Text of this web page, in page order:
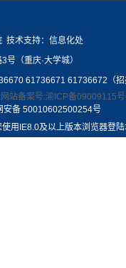
技术支持：信息化处
（重庆·大学城）
61736671 61736672（招
站备案号:渝ICP备09009115
安备 50010602500254号
用IE8.0及以上版本浏览器登